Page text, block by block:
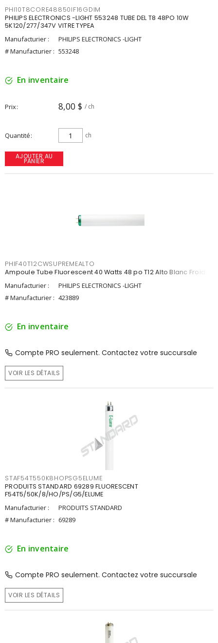
PHI10T8CORE48850IF16GDIM
PHILIPS ELECTRONICS -LIGHT 553248 TUBE DEL T8 48PO 10W
5K120/277/347V VITRE TYPEA
Manufacturier :
PHILIPS ELECTRONICS -LIGHT
# Manufacturier : 553248
En inventaire
Prix 8,00 $ / ch
Quantité ch
AJOUTER AU
PANIER
PHIF40T12CWSUPREMEALTO
Ampoule Tube Fluorescent 40 Watts 48 po T12 Alto Blanc Froid
Manufacturier :
PHILIPS ELECTRONICS -LIGHT
# Manufacturier : 423889
En inventaire
Compte PRO seulement. Contactez votre succursale
VOIR LES DÉTAILS
STAF54T550K8HOPSG5ELUME
PRODUITS STANDARD 69289 FLUORESCENT
F54T5/50K/8/HO/PS/G5/ELUME
Manufacturier :
PRODUITS STANDARD
# Manufacturier : 69289
En inventaire
Compte PRO seulement. Contactez votre succursale
VOIR LES DÉTAILS